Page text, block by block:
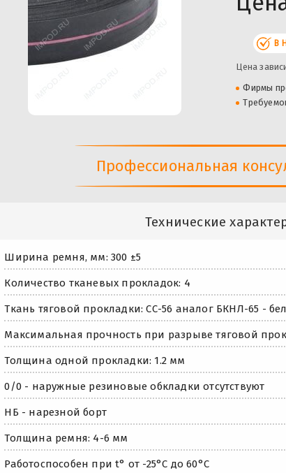
В
Цена
Фирмы
Профессиональная
Технические
Ширина ремня, мм: 300 ±5
Количество тканевых прокладок: 4
Ткань тяговой прокладки: СС-56 аналог БКНЛ-65 -
Максимальная прочность при разрыве тяговой
Толщина одной прокладки: 1.2 мм
0/0 - наружные резиновые обкладки отсутствуют
НБ - нарезной борт
Толщина ремня: 4-6 мм
Работоспособен при t° от -25°C до 60°C